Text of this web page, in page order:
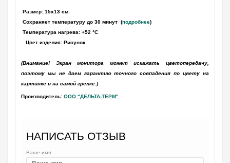
Размер: 15х13 см.
Сохраняет температуру до 30 минут (подробнее)
Температура нагрева: +52 °C
Цвет изделия: Рисунок
(Внимание! Экран монитора может искажать цветопередачу,
поэтому мы не даем гарантию точного совпадения по цвету на
картинке и на самой грелке.)
Производитель: ООО "ДЕЛЬТА-ТЕРМ"
НАПИСАТЬ ОТЗЫВ
Ваше имя: